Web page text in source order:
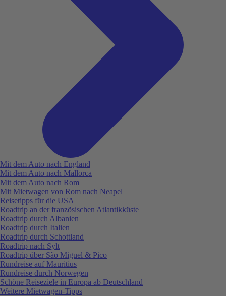
Mit dem Auto nach England
Mit dem Auto nach Mallorca
Mit dem Auto nach Rom
Mit Mietwagen von Rom nach Neapel
Reisetipps für die USA
Roadtrip an der französischen Atlantikküste
Roadtrip durch Albanien
Roadtrip durch Italien
Roadtrip durch Schottland
Roadtrip nach Sylt
Roadtrip über São Miguel & Pico
Rundreise auf Mauritius
Rundreise durch Norwegen
Schöne Reiseziele in Europa ab Deutschland
Weitere Mietwagen-Tipps